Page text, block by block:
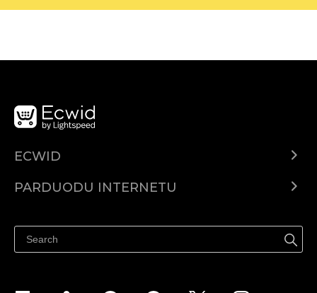
ECWID
Kainodara
PARDUODU INTERNETU
Parduodu Facebook
Parduodu Instagram